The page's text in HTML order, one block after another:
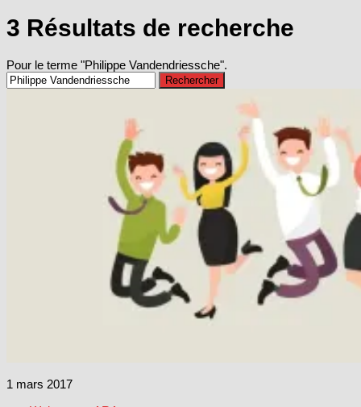
3 Résultats de recherche
Pour le terme "Philippe Vandendriessche".
Rechercher :
1 mars 2017